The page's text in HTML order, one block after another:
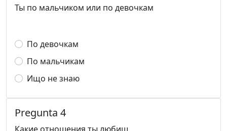
Ты по мальчиком или по девочкам
По девочкам
По мальчикам
Ищо не знаю
Pregunta 4